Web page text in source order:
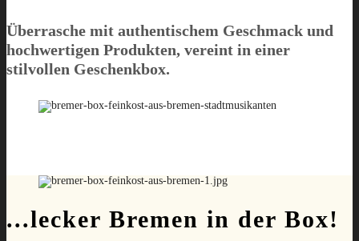
Überrasche mit authentischem Geschmack und
hochwertigen Produkten, vereint in einer
stilvollen Geschenkbox.
...lecker Bremen in der Box!